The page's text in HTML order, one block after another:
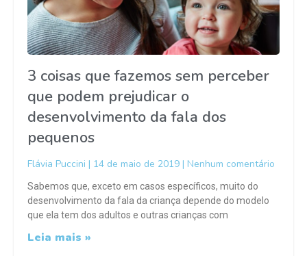
3 coisas que fazemos sem perceber
que podem prejudicar o
desenvolvimento da fala dos
pequenos
Flávia Puccini 14 de maio de 2019 Nenhum comentário
Sabemos que, exceto em casos específicos, muito do
desenvolvimento da fala da criança depende do modelo
que ela tem dos adultos e outras crianças com
Leia mais »